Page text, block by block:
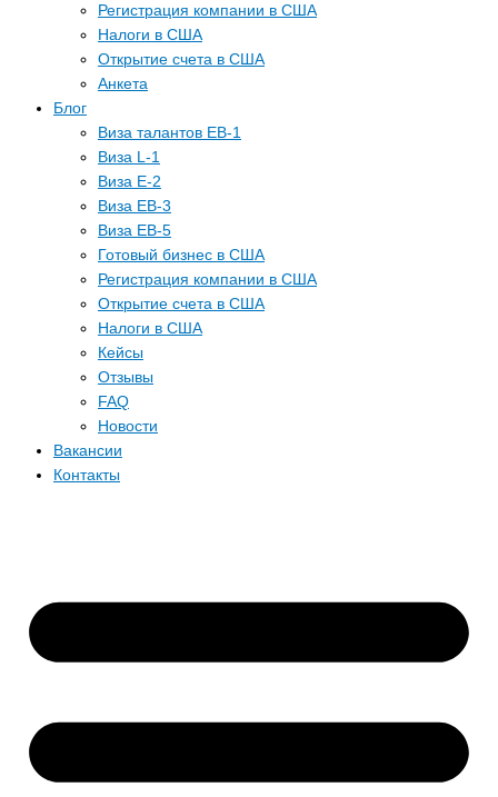
Регистрация компании в США
Налоги в США
Открытие счета в США
Анкета
Блог
Виза талантов EB-1
Виза L-1
Виза E-2
Виза EB-3
Виза EB-5
Готовый бизнес в США
Регистрация компании в США
Открытие счета в США
Налоги в США
Кейсы
Отзывы
FAQ
Новости
Вакансии
Контакты